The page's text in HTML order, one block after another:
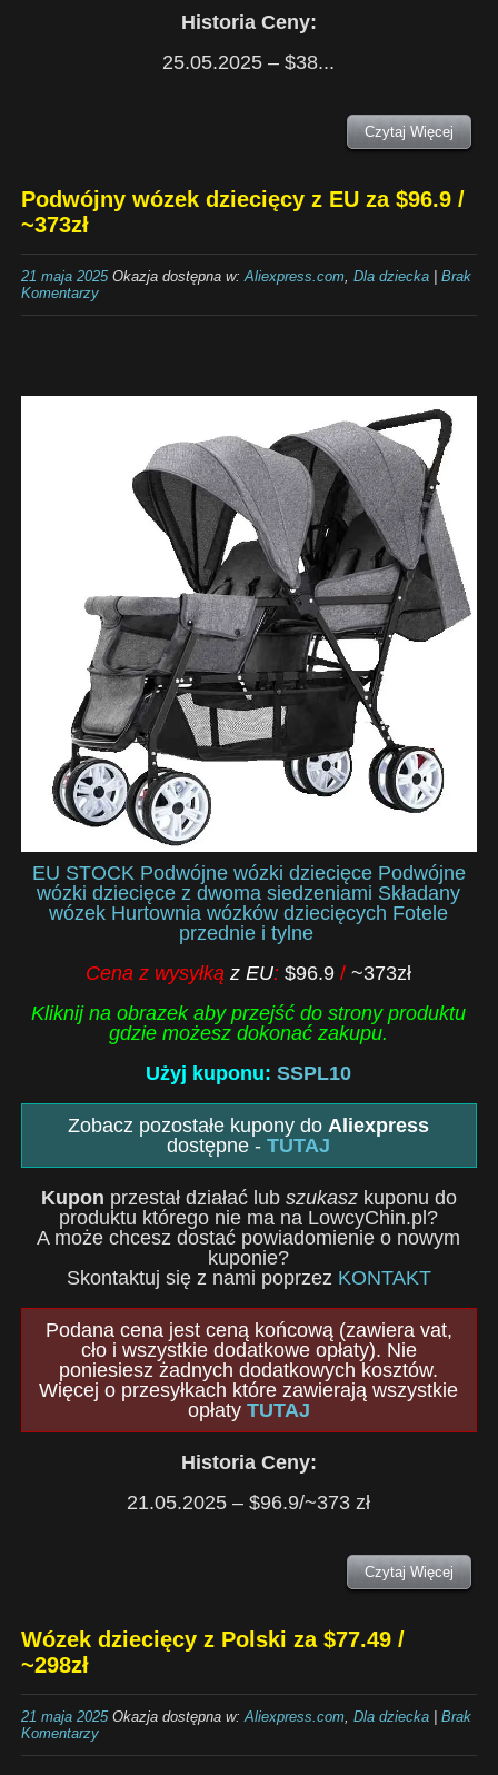
Historia Ceny:
25.05.2025 – $38...
Czytaj Więcej
Podwójny wózek dziecięcy z EU za $96.9 /
~373zł
21 maja 2025Okazja dostępna w: Aliexpress.com, Dla dziecka| Brak
Komentarzy
EU STOCK Podwójne wózki dziecięce Podwójne
wózki dziecięce z dwoma siedzeniami Składany
wózek Hurtownia wózków dziecięcych Fotele
przednie i tylne
Cena z wysyłką z EU:$96.9/~373zł
Kliknij na obrazek aby przejść do strony produktu
gdzie możesz dokonać zakupu.
Użyj kuponu: SSPL10
Zobacz pozostałe kupony do Aliexpress
dostępne -TUTAJ
Kupon przestał działać lub szukaszkuponu do
produktu którego nie ma na LowcyChin.pl?
A może chcesz dostać powiadomienie o nowym
kuponie?
Skontaktuj się z nami poprzez KONTAKT
Podana cena jest ceną końcową (zawiera vat,
cło i wszystkie dodatkowe opłaty). Nie
poniesiesz żadnych dodatkowych kosztów.
Więcej o przesyłkach które zawierają wszystkie
opłaty TUTAJ
Historia Ceny:
21.05.2025 – $96.9/~373 zł
Czytaj Więcej
Wózek dziecięcy z Polski za $77.49 /
~298zł
21 maja 2025Okazja dostępna w: Aliexpress.com, Dla dziecka| Brak
Komentarzy